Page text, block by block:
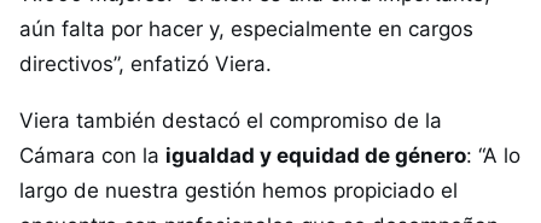
aún falta por hacer y, especialmente en cargos
directivos”, enfatizó Viera.
Viera también destacó el compromiso de la
Cámara con la igualdad y equidad de género: “A lo
largo de nuestra gestión hemos propiciado el